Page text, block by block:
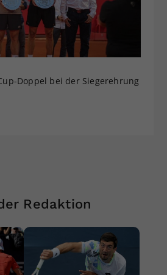
Doppel bei der Siegerehrung
Redaktion